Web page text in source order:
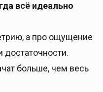
всё идеально
а про ощущение
достаточности.
больше, чем весь